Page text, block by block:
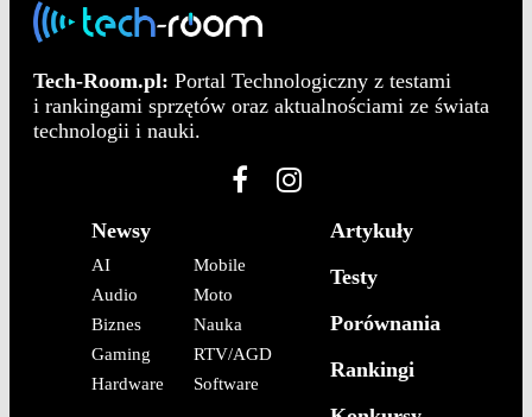
Tech-Room.pl: Portal Technologiczny z testami
i rankingami sprzętów oraz aktualnościami ze świata
technologii i nauki.
Newsy
AI
Audio
Biznes
Gaming
Hardware
Mobile
Moto
Nauka
RTV/AGD
Software
Artykuły
Testy
Porównania
Rankingi